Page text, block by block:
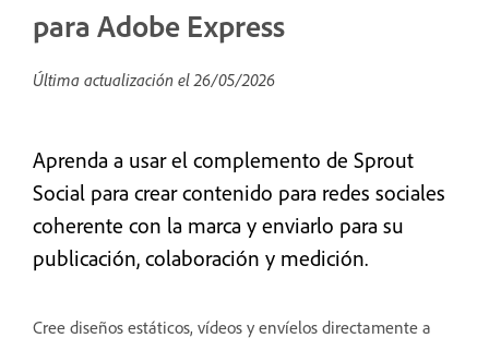
para Adobe Express
Última actualización el26/05/2026
Aprenda a usar el complemento de Sprout
Social para crear contenido para redes sociales
coherente con la marca y enviarlo para su
publicación, colaboración y medición.
Cree diseños estáticos, vídeos y envíelos directamente a